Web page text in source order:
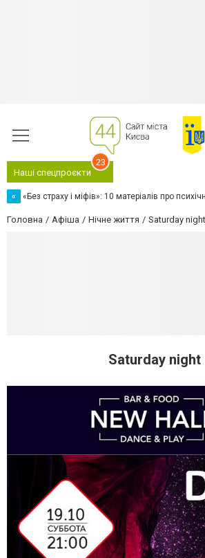
Наші спецпроєкти
23
« «Без страху і міфів»: 10 матеріалів про
Головна Афіша Нічне життя Saturday night
Saturday night